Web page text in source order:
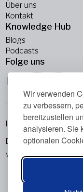
Wir verwenden
zu verbessern,
bereitzustellen
analysieren. Sie
optionalen
Über uns
Kontakt
Knowledge Hub
Blogs
Podcasts
Folge uns
Metabolic Balance
Impressum
Datenschutzrichtlinie